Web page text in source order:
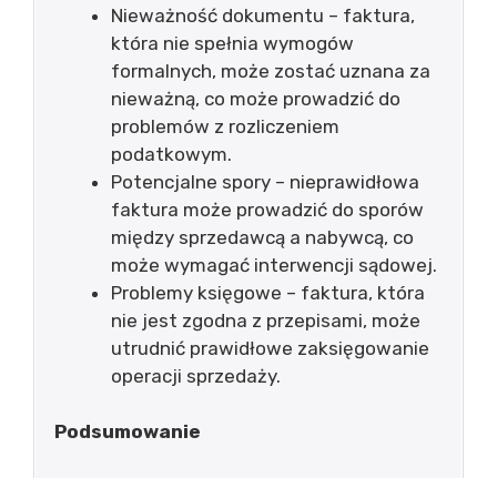
Nieważność dokumentu – faktura,
która nie spełnia wymogów
formalnych, może zostać uznana za
nieważną, co może prowadzić do
problemów z rozliczeniem
podatkowym.
Potencjalne spory – nieprawidłowa
faktura może prowadzić do sporów
między sprzedawcą a nabywcą, co
może wymagać interwencji sądowej.
Problemy księgowe – faktura, która
nie jest zgodna z przepisami, może
utrudnić prawidłowe zaksięgowanie
operacji sprzedaży.
Podsumowanie